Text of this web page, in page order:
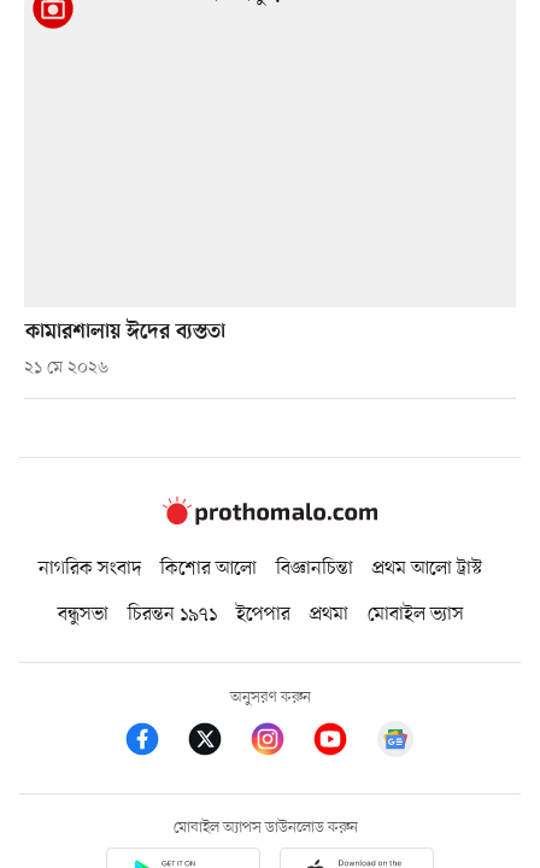
কামারশালায় ঈদের ব্যস্ততা
২১ মে ২০২৬
নাগরিক সংবাদ কিশোর আলো বিজ্ঞানচিন্তা
প্রথম আলো ট্রাস্ট
বন্ধুসভা
চিরন্তন ১৯৭১ ইপেপার প্রথমা মোবাইল ভ্যাস
অনুসরণ করুন
মোবাইল অ্যাপস ডাউনলোড করুন